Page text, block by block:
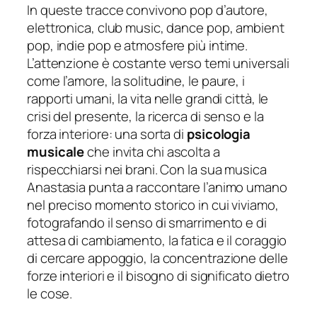
In queste tracce convivono pop d’autore,
elettronica, club music, dance pop, ambient
pop, indie pop e atmosfere più intime.
L’attenzione è costante verso temi universali
come l’amore, la solitudine, le paure, i
rapporti umani, la vita nelle grandi città, le
crisi del presente, la ricerca di senso e la
forza interiore: una sorta di psicologia
musicaleche invita chi ascolta a
rispecchiarsi nei brani. Con la sua musica
Anastasia punta a raccontare l’animo umano
nel preciso momento storico in cui viviamo,
fotografando il senso di smarrimento e di
attesa di cambiamento, la fatica e il coraggio
di cercare appoggio, la concentrazione delle
forze interiori e il bisogno di significato dietro
le cose.